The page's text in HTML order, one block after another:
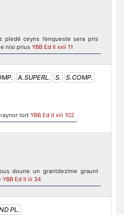
ceyns l’enqueste sera pris
nisi prius YBB Ed II xxii 11
A.SUPERL. S.
S.COMP.
tort YBB Ed II xiii 102
doune un grantdezime graunt
YBB Ed II iii 34
PL.